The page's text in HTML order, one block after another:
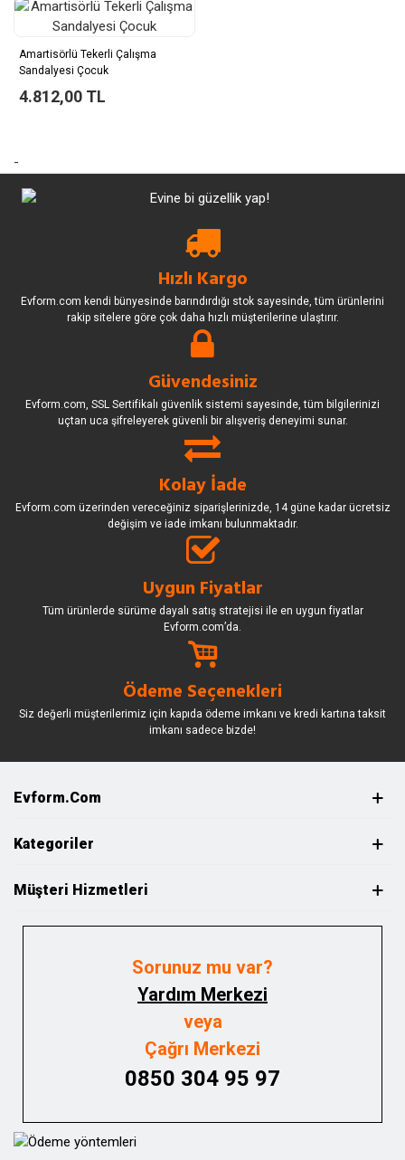
Amartisörlü Tekerli Çalışma
Sandalyesi Çocuk
4.812,00 TL
-
Hızlı Kargo
Evform.com kendi bünyesinde barındırdığı stok sayesinde, tüm ürünlerini
rakip sitelere göre çok daha hızlı müşterilerine ulaştırır.
Güvendesiniz
Evform.com, SSL Sertifikalı güvenlik sistemi sayesinde, tüm bilgilerinizi
uçtan uca şifreleyerek güvenli bir alışveriş deneyimi sunar.
Kolay İade
Evform.com üzerinden vereceğiniz siparişlerinizde, 14 güne kadar ücretsiz
değişim ve iade imkanı bulunmaktadır.
Uygun Fiyatlar
Tüm ürünlerde sürüme dayalı satış stratejisi ile en uygun fiyatlar
Evform.com’da.
Ödeme Seçenekleri
Siz değerli müşterilerimiz için kapıda ödeme imkanı ve kredi kartına taksit
imkanı sadece bizde!
Evform.com
Kategoriler
Müşteri Hizmetleri
Sorunuz mu var?
Yardım Merkezi
veya
Çağrı Merkezi
0850 304 95 97